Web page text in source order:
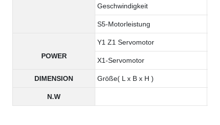
Geschwindigkeit
S5-Motorleistung
POWER
Y1 Z1 Servomotor
X1-Servomotor
DIMENSION Größe( L x B x H )
N.W